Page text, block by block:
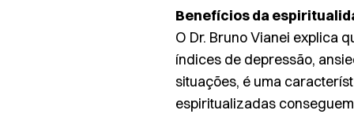
Benefícios da
O Dr. Bruno Vianei explica
índices de depressão,
situações, é uma
espiritualizadas